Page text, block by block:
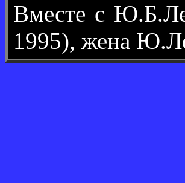
Вместе с
1995), жена